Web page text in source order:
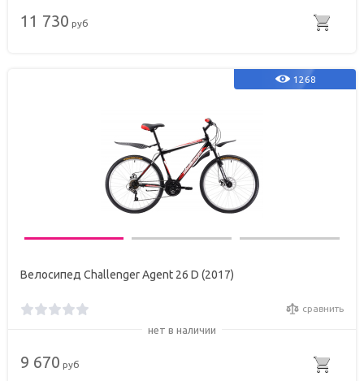
11 730 руб
1268
Велосипед Challenger Agent 26 D (2017)
сравнить
нет в наличии
9 670 руб